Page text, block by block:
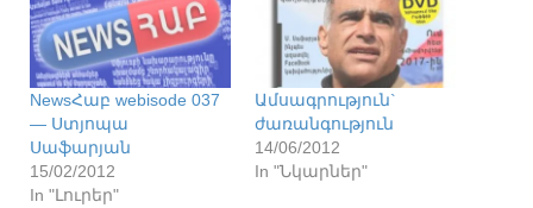
NewsՀաբ webisode 037
— Ստյոպա
Սաֆարյան
15/02/2012
In "Լուրեր"
Ամսագրություն`
ժառանգություն
14/06/2012
In "Նկարներ"